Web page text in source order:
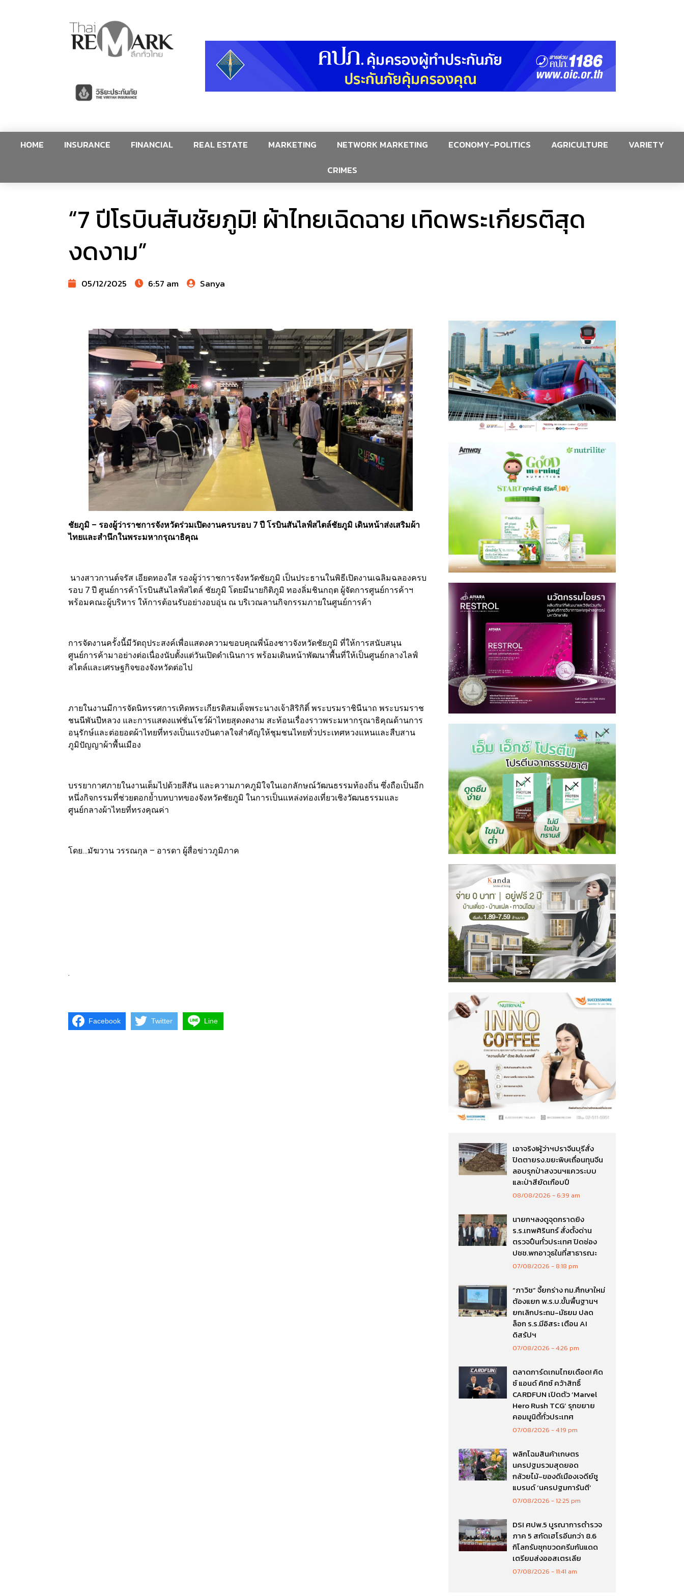
HOME INSURANCE FINANCIAL REAL ESTATE MARKETING NETWORK MARKETING ECONOMY-POLITICS AGRICULTURE
VARIETY
CRIMES
“7 ปีโรบินสันชัยภูมิ! ผ้าไทยเฉิดฉาย เทิดพระเกียรติสุด
งดงาม”
05/12/2025 6:57 am Sanya
ชัยภูมิ – รองผู้ว่าราชการจังหวัดร่วมเปิดงานครบรอบ 7 ปี โรบินสันไลฟ์สไตล์ชัยภูมิ เดินหน้าส่งเสริมผ้า
ไทยและสำนึกในพระมหากรุณาธิคุณ
นางสาวกานต์จรัส เอียดทองใส รองผู้ว่าราชการจังหวัดชัยภูมิ เป็นประธานในพิธีเปิดงานเฉลิมฉลองครบ
รอบ 7 ปี ศูนย์การค้าโรบินสันไลฟ์สไตล์ ชัยภูมิ โดยมีนายกิติภูมิ ทองลิ่มชินกฤต ผู้จัดการศูนย์การค้าฯ
พร้อมคณะผู้บริหาร ให้การต้อนรับอย่างอบอุ่น ณ บริเวณลานกิจกรรมภายในศูนย์การค้า
การจัดงานครั้งนี้มีวัตถุประสงค์เพื่อแสดงความขอบคุณพี่น้องชาวจังหวัดชัยภูมิ ที่ให้การสนับสนุน
ศูนย์การค้ามาอย่างต่อเนื่องนับตั้งแต่วันเปิดดำเนินการ พร้อมเดินหน้าพัฒนาพื้นที่ให้เป็นศูนย์กลางไลฟ์
สไตล์และเศรษฐกิจของจังหวัดต่อไป
ภายในงานมีการจัดนิทรรศการเทิดพระเกียรติสมเด็จพระนางเจ้าสิริกิติ์ พระบรมราชินีนาถ พระบรมราช
ชนนีพันปีหลวง และการแสดงแฟชั่นโชว์ผ้าไทยสุดงดงาม สะท้อนเรื่องราวพระมหากรุณาธิคุณด้านการ
อนุรักษ์และต่อยอดผ้าไทยที่ทรงเป็นแรงบันดาลใจสำคัญให้ชุมชนไทยทั่วประเทศหวงแหนและสืบสาน
ภูมิปัญญาผ้าพื้นเมือง
บรรยากาศภายในงานเต็มไปด้วยสีสัน และความภาคภูมิใจในเอกลักษณ์วัฒนธรรมท้องถิ่น ซึ่งถือเป็นอีก
หนึ่งกิจกรรมที่ช่วยตอกย้ำบทบาทของจังหวัดชัยภูมิ ในการเป็นแหล่งท่องเที่ยวเชิงวัฒนธรรมและ
ศูนย์กลางผ้าไทยที่ทรงคุณค่า
โดย…มัฆวาน วรรณกุล – อารดา ผู้สื่อข่าวภูมิภาค
.
Facebook Twitter Line
เอาจริง!ผู้ว่าฯปราจีนบุรีสั่ง
ปิดตายรง.ขยะพิษเถื่อนทุนจีน
ลอบรุกป่าสงวนฯแควระบบ
และป่าสียัดเกือบปี
08/08/2026 6:39 am
นายกฯลงดูจุดกราดยิง
ร.ร.เทพศิรินทร์ สั่งตั้งด่าน
ตรวจปืนทั่วประเทศ ปิดช่อง
ปชช.พกอาวุธในที่สาธารณะ
07/08/2026 8:18 pm
“ภาวิช” จี้ยกร่าง กม.ศึกษาใหม่
ต้องแยก พ.ร.บ.ขั้นพื้นฐานฯ
ยกเลิกประถม-มัธยม ปลด
ล็อก ร.ร.มีอิสระ เตือน AI
ดิสรัปฯ
07/08/2026 4:26 pm
ตลาดการ์ดเกมไทยเดือด! คิด
ซ์ แอนด์ คิทซ์ คว้าสิทธิ์
CARDFUN เปิดตัว ‘Marvel
Hero Rush TCG’ รุกขยาย
คอมมูนิตี้ทั่วประเทศ
07/08/2026 4:19 pm
พลิกโฉมสินค้าเกษตร
นครปฐมรวมสุดยอด
กล้วยไม้-ของดีเมืองเจดีย์ชู
แบรนด์ ‘นครปฐมการันตี’
07/08/2026 12:25 pm
DSI ศปพ.5 บูรณาการตำรวจ
ภาค 5 สกัดเฮโรอีนกว่า 8.6
กิโลกรัมซุกขวดครีมกันแดด
เตรียมส่งออสเตรเลีย
07/08/2026 11:41 am